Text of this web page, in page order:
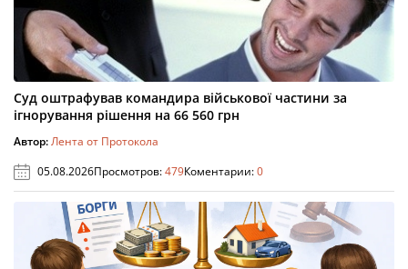
Суд оштрафував командира військової частини за
ігнорування рішення на 66 560 грн
Автор:Лента от Протокола
05.08.2026Просмотров:479Коментарии:0